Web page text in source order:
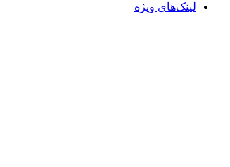
لینک‌های ویژه